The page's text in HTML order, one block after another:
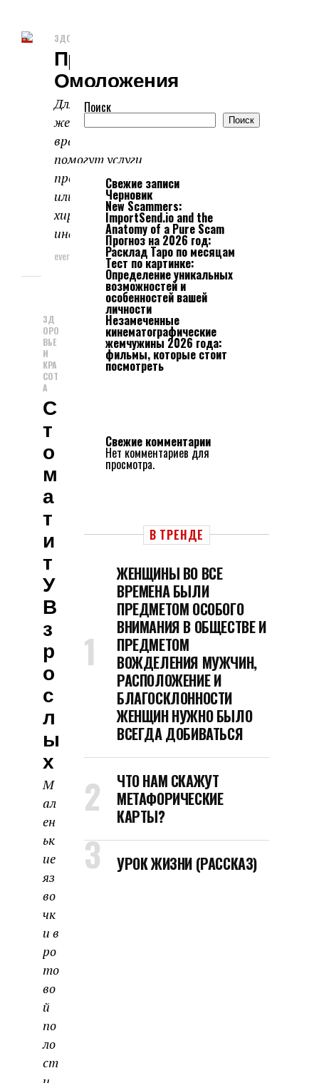
ЗДОРОВЬЕ И КРАСОТА
Процедуры
Омоложения
Для омоложения лица многие
женщины идут на сложные
врачебные манипуляции. Вам
помогут услуги
профессионального косметолога
или врача по пластической
хирургии. Эффект зависит от
индивидуальных...
everyweek 02.02.2025
ЗД
ОРО
ВЬЕ
И
КРА
СОТ
А
С
Т
О
М
А
Т
И
Т
У
В
З
Р
О
С
Л
Ы
Х
М
ал
ен
ьк
ие
яз
во
чк
и в
ро
то
во
й
по
ло
ст
Поиск
Поиск
Свежие записи
Черновик
New Scammers:
ImportSend.io and the
Anatomy of a Pure Scam
Прогноз на 2026 год:
Расклад Таро по месяцам
Тест по картинке:
Определение уникальных
возможностей и
особенностей вашей
личности
Незамеченные
кинематографические
жемчужины 2026 года:
фильмы, которые стоит
посмотреть
Свежие комментарии
Нет комментариев для
просмотра.
В ТРЕНДЕ
ЖЕНЩИНЫ ВО ВСЕ
ВРЕМЕНА БЫЛИ
ПРЕДМЕТОМ ОСОБОГО
ВНИМАНИЯ В ОБЩЕСТВЕ И
ПРЕДМЕТОМ
ВОЖДЕЛЕНИЯ МУЖЧИН,
РАСПОЛОЖЕНИЕ И
БЛАГОСКЛОННОСТИ
ЖЕНЩИН НУЖНО БЫЛО
ВСЕГДА ДОБИВАТЬСЯ
ЧТО НАМ СКАЖУТ
МЕТАФОРИЧЕСКИЕ
КАРТЫ?
УРОК ЖИЗНИ (РАССКАЗ)